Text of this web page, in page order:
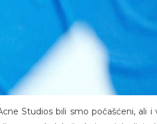
Studios bili smo počašćeni, ali